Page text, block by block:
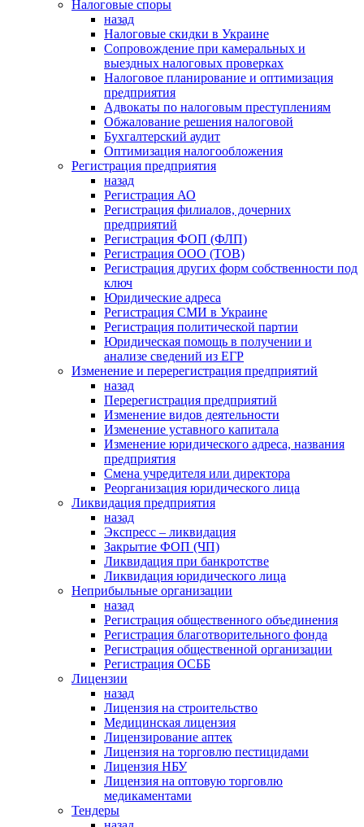
Налоговые споры
назад
Налоговые скидки в Украине
Сопровождение при камеральных и
выездных налоговых проверках
Налоговое планирование и оптимизация
предприятия
Адвокаты по налоговым преступлениям
Обжалование решения налоговой
Бухгалтерский аудит
Оптимизация налогообложения
Регистрация предприятия
назад
Регистрация АО
Регистрация филиалов, дочерних
предприятий
Регистрация ФОП (ФЛП)
Регистрация ООО (ТОВ)
Регистрация других форм собственности под
ключ
Юридические адреса
Регистрация СМИ в Украине
Регистрация политической партии
Юридическая помощь в получении и
анализе сведений из ЕГР
Изменение и перерегистрация предприятий
назад
Перерегистрация предприятий
Изменение видов деятельности
Изменение уставного капитала
Изменение юридического адреса, названия
предприятия
Смена учредителя или директора
Реорганизация юридического лица
Ликвидация предприятия
назад
Экспресс – ликвидация
Закрытие ФОП (ЧП)
Ликвидация при банкротстве
Ликвидация юридического лица
Неприбыльные организации
назад
Регистрация общественного объединения
Регистрация благотворительного фонда
Регистрация общественной организации
Регистрация ОСББ
Лицензии
назад
Лицензия на строительство
Медицинская лицензия
Лицензирование аптек
Лицензия на торговлю пестицидами
Лицензия НБУ
Лицензия на оптовую торговлю
медикаментами
Тендеры